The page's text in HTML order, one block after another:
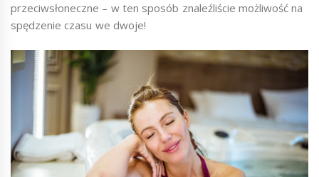
przeciwsłoneczne – w ten sposób znaleźliście możliwość na
spędzenie czasu we dwoje!